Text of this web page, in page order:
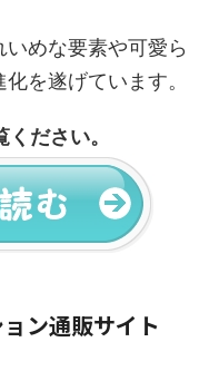
めな要素や可愛ら
を遂げています。
ださい。
ン通販サイト